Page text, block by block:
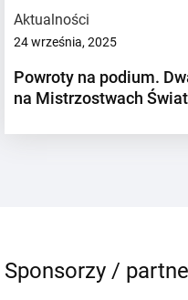
Aktualności
24 września, 2025
Powroty na podium.
na Mistrzostwach
Sponsorzy /